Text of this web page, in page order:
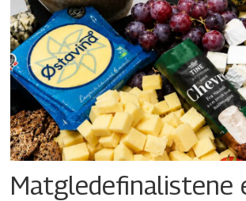
Matgledefinalistene